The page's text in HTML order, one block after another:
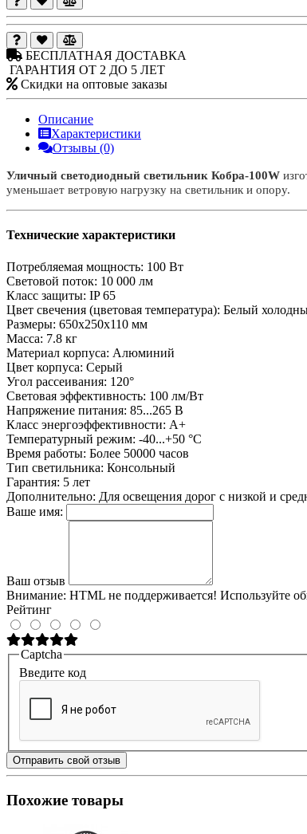
БЕСПЛАТНАЯ ДОСТАВКА
ГАРАНТИЯ ОТ 2 ДО 5 ЛЕТ
Скидки на оптовые заказы
Описание
Характеристики
Отзывы (0)
Уличный светодиодный светильник Кобра-100W
уменьшает ветровую нагрузку на светильник и опору.
Технические характеристики
Потребляемая мощность: 100 Вт
Световой поток: 10 000 лм
Класс защиты: IP 65
Цвет свечения (цветовая температура): Белый
Размеры: 650х250х110 мм
Масса: 7.8 кг
Материал корпуса: Алюминий
Цвет корпуса: Серый
Угол рассеивания: 120°
Световая эффективность: 100 лм/Вт
Напряжение питания: 85...265 В
Класс энергоэффективности: А+
Температурный режим: -40...+50 °C
Время работы: Более 50000 часов
Тип светильника: Консольный
Гарантия: 5 лет
Дополнительно: Для освещения дорог с низкой и
Ваше имя:
Ваш отзыв
Внимание: HTML не поддерживается! Используйте
Рейтинг
Captcha
Введите код
Отправить свой отзыв
Похожие товары